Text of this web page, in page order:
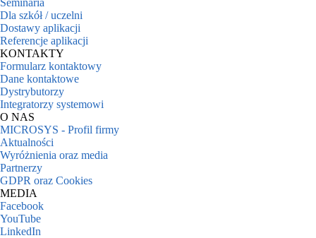
Seminaria
Dla szkół / uczelni
Dostawy aplikacji
Referencje aplikacji
KONTAKTY
Formularz kontaktowy
Dane kontaktowe
Dystrybutorzy
Integratorzy systemowi
O NAS
MICROSYS - Profil firmy
Aktualności
Wyróżnienia oraz media
Partnerzy
GDPR oraz Cookies
MEDIA
Facebook
YouTube
LinkedIn